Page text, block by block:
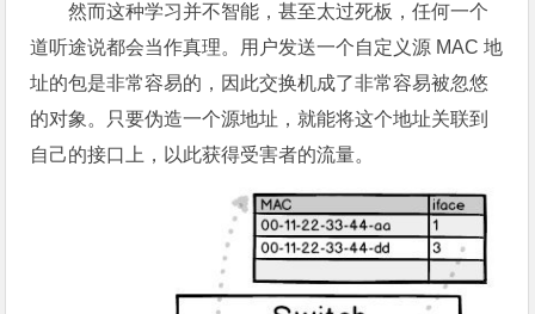
然而这种学习并不智能，甚至太过死板，任何一个
道听途说都会当作真理。用户发送一个自定义源 MAC 地
址的包是非常容易的，因此交换机成了非常容易被忽悠
的对象。只要伪造一个源地址，就能将这个地址关联到
自己的接口上，以此获得受害者的流量。